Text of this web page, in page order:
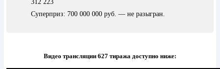
312 223
Суперприз: 700 000 000 руб. — не разыгран.
Видео трансляции 627 тиража доступно ниже: